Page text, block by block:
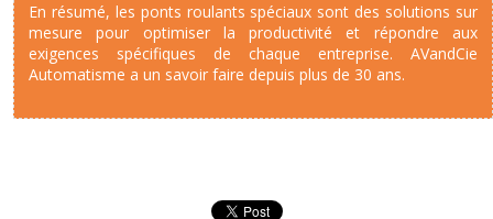
En résumé, les ponts roulants spéciaux sont des solutions sur
mesure pour optimiser la productivité et répondre aux
exigences spécifiques de chaque entreprise. AVandCie
Automatisme a un savoir faire depuis plus de 30 ans.